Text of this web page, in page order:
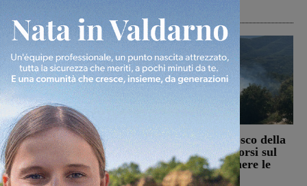
Il Terranuova Traiana
allo “Zecchini” di
Grosseto per una gara
amichevole
Incendio nel bosco della
Trappola. Soccorsi sul
posto per spegnere le
fiamme